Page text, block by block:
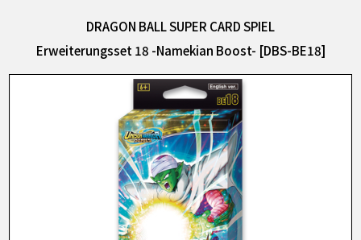
DRAGON BALL SUPER CARD SPIEL
Erweiterungsset 18 -Namekian Boost- [DBS-BE18]